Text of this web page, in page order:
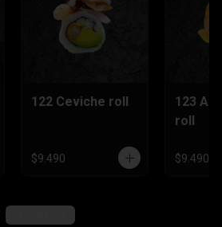
122 Ceviche roll
$9.490
123
roll
$9.490